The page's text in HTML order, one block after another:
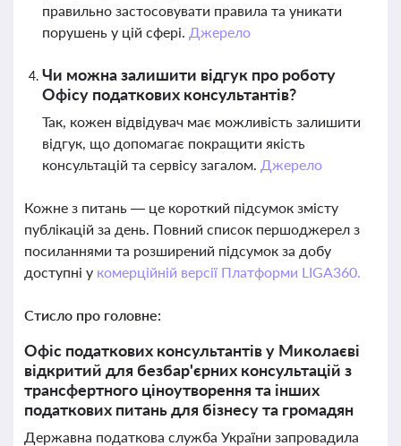
правильно застосовувати правила та уникати
порушень у цій сфері. Джерело
Чи можна залишити відгук про роботу
Офісу податкових консультантів?
Так, кожен відвідувач має можливість залишити
відгук, що допомагає покращити якість
консультацій та сервісу загалом. Джерело
Кожне з питань — це короткий підсумок змісту
публікацій за день. Повний список першоджерел з
посиланнями та розширений підсумок за добу
доступні у комерційній версії Платформи LIGA360.
Стисло про головне:
Офіс податкових консультантів у Миколаєві
відкритий для безбар'єрних консультацій з
трансфертного ціноутворення та інших
податкових питань для бізнесу та громадян
Державна податкова служба України запровадила